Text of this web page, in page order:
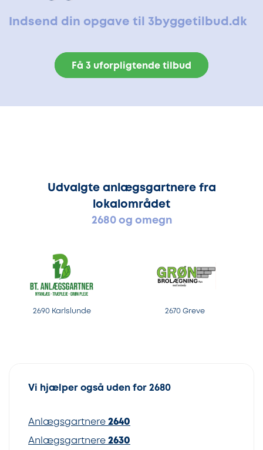
Indsend din opgave til 3byggetilbud.dk
Få 3 uforpligtende tilbud
Udvalgte anlægsgartnere fra
lokalområdet
2680 og omegn
2690 Karlslunde 2670 Greve
Vi hjælper også uden for 2680
Anlægsgartnere 2640
Anlægsgartnere 2630